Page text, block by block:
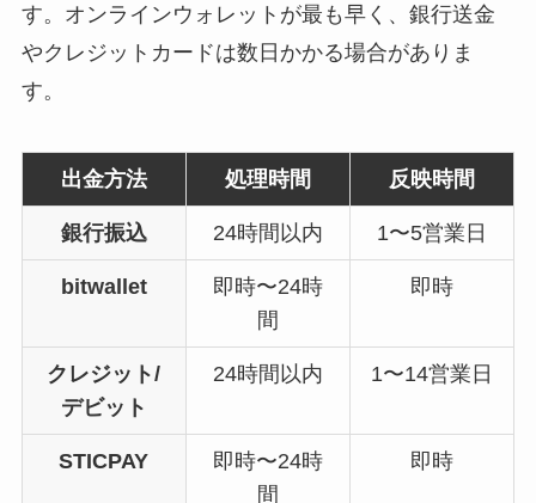
す。オンラインウォレットが最も早く、銀行送金
やクレジットカードは数日かかる場合がありま
す。
出金方法 処理時間 反映時間
銀行振込 24時間以内 1〜5営業日
bitwallet
即時〜24時
間
即時
クレジット/
デビット
24時間以内 1〜14営業日
STICPAY
即時〜24時
間
即時